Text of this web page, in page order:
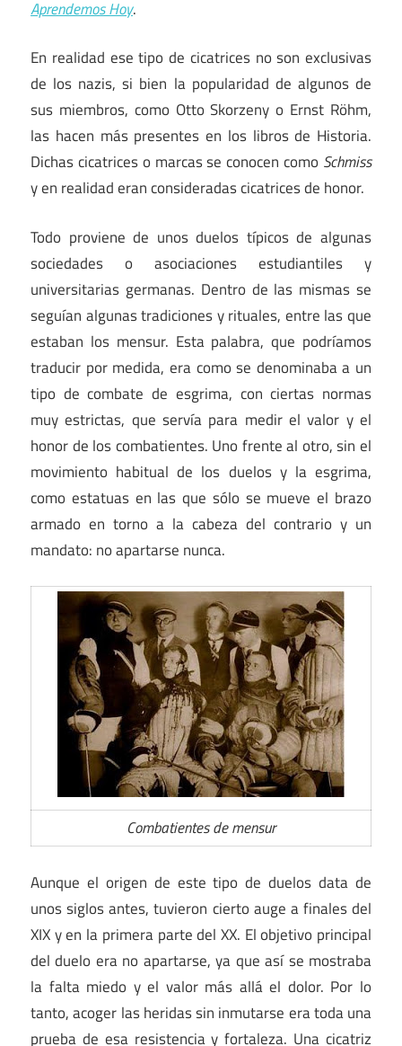
Aprendemos Hoy.
En realidad ese tipo de cicatrices no son exclusivas
de los nazis, si bien la popularidad de algunos de
sus miembros, como Otto Skorzeny o Ernst Röhm,
las hacen más presentes en los libros de Historia.
Dichas cicatrices o marcas se conocen como Schmiss
y en realidad eran consideradas cicatrices de honor.
Todo proviene de unos duelos típicos de algunas
sociedades o asociaciones estudiantiles y
universitarias germanas. Dentro de las mismas se
seguían algunas tradiciones y rituales, entre las que
estaban los mensur. Esta palabra, que podríamos
traducir por medida, era como se denominaba a un
tipo de combate de esgrima, con ciertas normas
muy estrictas, que servía para medir el valor y el
honor de los combatientes. Uno frente al otro, sin el
movimiento habitual de los duelos y la esgrima,
como estatuas en las que sólo se mueve el brazo
armado en torno a la cabeza del contrario y un
mandato: no apartarse nunca.
Combatientes de mensur
Aunque el origen de este tipo de duelos data de
unos siglos antes, tuvieron cierto auge a finales del
XIX y en la primera parte del XX. El objetivo principal
del duelo era no apartarse, ya que así se mostraba
la falta miedo y el valor más allá el dolor. Por lo
tanto, acoger las heridas sin inmutarse era toda una
prueba de esa resistencia y fortaleza. Una cicatriz